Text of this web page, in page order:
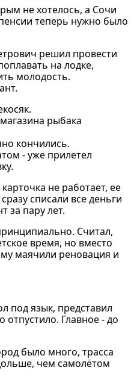
не хотелось, а Сочи
теперь нужно было
решил провести
на лодке,
молодость.
рыбака
кончились.
- уже прилетел
не работает, ее
списали все деньги
за пару лет.
Считал,
время, но вместо
маячили реновация и
под язык, представил
отпустило. Главное - до
было много, трасса
чем самолётом